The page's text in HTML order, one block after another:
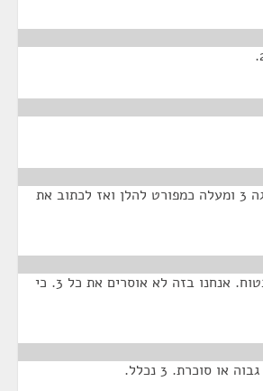
איך נגיד מדורג בדרגה 3 ומעלה כמפורט להלן ואז לכתוב את
אני רק רוצה להיות בטוח. אנחנו בזה לא אוסרים את כל 3. כי